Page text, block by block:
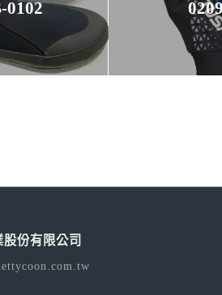
0102
份有限公司